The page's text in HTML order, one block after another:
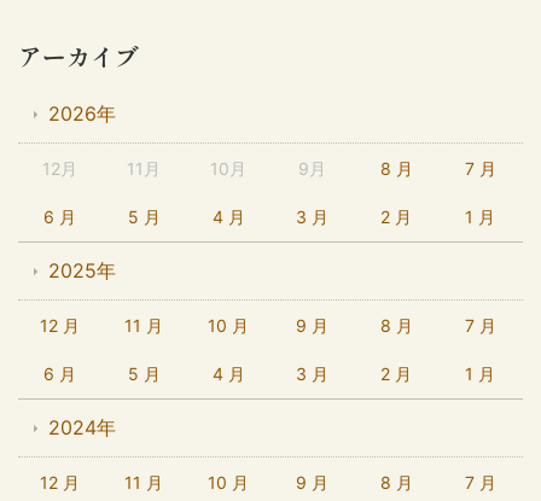
アーカイブ
2026年
12月 11月 10月 9月 8 月 7 月
6 月 5 月 4 月 3 月 2 月 1 月
2025年
12 月 11 月 10 月 9 月 8 月 7 月
6 月 5 月 4 月 3 月 2 月 1 月
2024年
12 月 11 月 10 月 9 月 8 月 7 月